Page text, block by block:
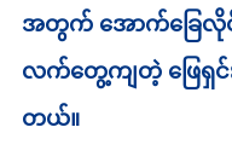
အတွက် အောက်ခြေလိုင်
လက်တွေ့ကျတဲ့ ဖြေရှင်
တယ်။